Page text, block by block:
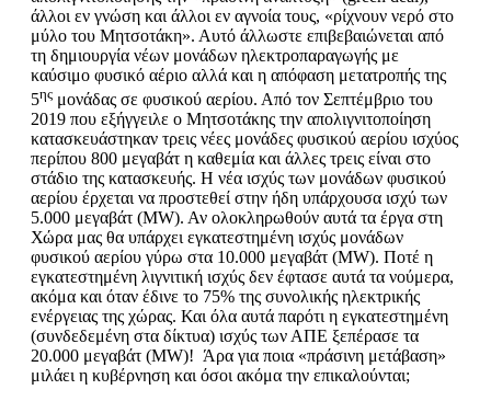
άλλοι εν γνώση και άλλοι εν αγνοία τους, «ρίχνουν νερό στο
μύλο του Μητσοτάκη». Αυτό άλλωστε επιβεβαιώνεται από
τη δημιουργία νέων μονάδων ηλεκτροπαραγωγής με
καύσιμο φυσικό αέριο αλλά και η απόφαση μετατροπής της
5ης μονάδας σε φυσικού αερίου. Από τον Σεπτέμβριο του
2019 που εξήγγειλε ο Μητσοτάκης την απολιγνιτοποίηση
κατασκευάστηκαν τρεις νέες μονάδες φυσικού αερίου ισχύος
περίπου 800 μεγαβάτ η καθεμία και άλλες τρεις είναι στο
στάδιο της κατασκευής. Η νέα ισχύς των μονάδων φυσικού
αερίου έρχεται να προστεθεί στην ήδη υπάρχουσα ισχύ των
5.000 μεγαβάτ (MW). Αν ολοκληρωθούν αυτά τα έργα στη
Χώρα μας θα υπάρχει εγκατεστημένη ισχύς μονάδων
φυσικού αερίου γύρω στα 10.000 μεγαβάτ (MW). Ποτέ η
εγκατεστημένη λιγνιτική ισχύς δεν έφτασε αυτά τα νούμερα,
ακόμα και όταν έδινε το 75% της συνολικής ηλεκτρικής
ενέργειας της χώρας. Και όλα αυτά παρότι η εγκατεστημένη
(συνδεδεμένη στα δίκτυα) ισχύς των ΑΠΕ ξεπέρασε τα
20.000 μεγαβάτ (MW)! Άρα για ποια «πράσινη μετάβαση»
μιλάει η κυβέρνηση και όσοι ακόμα την επικαλούνται;